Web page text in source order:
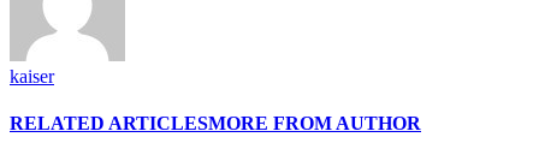
kaiser
RELATED ARTICLESMORE FROM AUTHOR